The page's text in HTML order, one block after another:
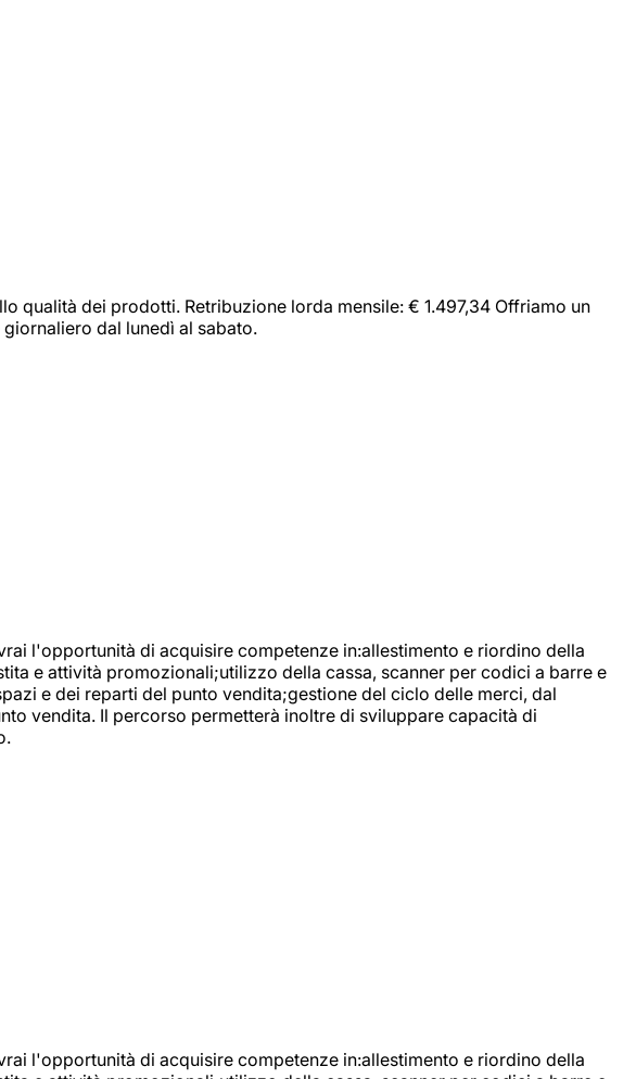
qualità dei prodotti. Retribuzione lorda mensile: € 1.497,34 Offriamo un
dal lunedì al sabato.
l'opportunità di acquisire competenze in:allestimento e riordino della
e attività promozionali;utilizzo della cassa, scanner per codici a barre e
e dei reparti del punto vendita;gestione del ciclo delle merci, dal
vendita. Il percorso permetterà inoltre di sviluppare capacità di
l'opportunità di acquisire competenze in:allestimento e riordino della